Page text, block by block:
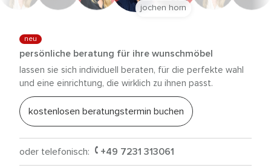
neu
persönliche beratung für ihre wunschmöbel
lassen sie sich individuell beraten, für die perfekte wahl
und eine einrichtung, die wirklich zu ihnen passt.
kostenlosen beratungstermin buchen
oder telefonisch: +49 7231 313061
jochen horn